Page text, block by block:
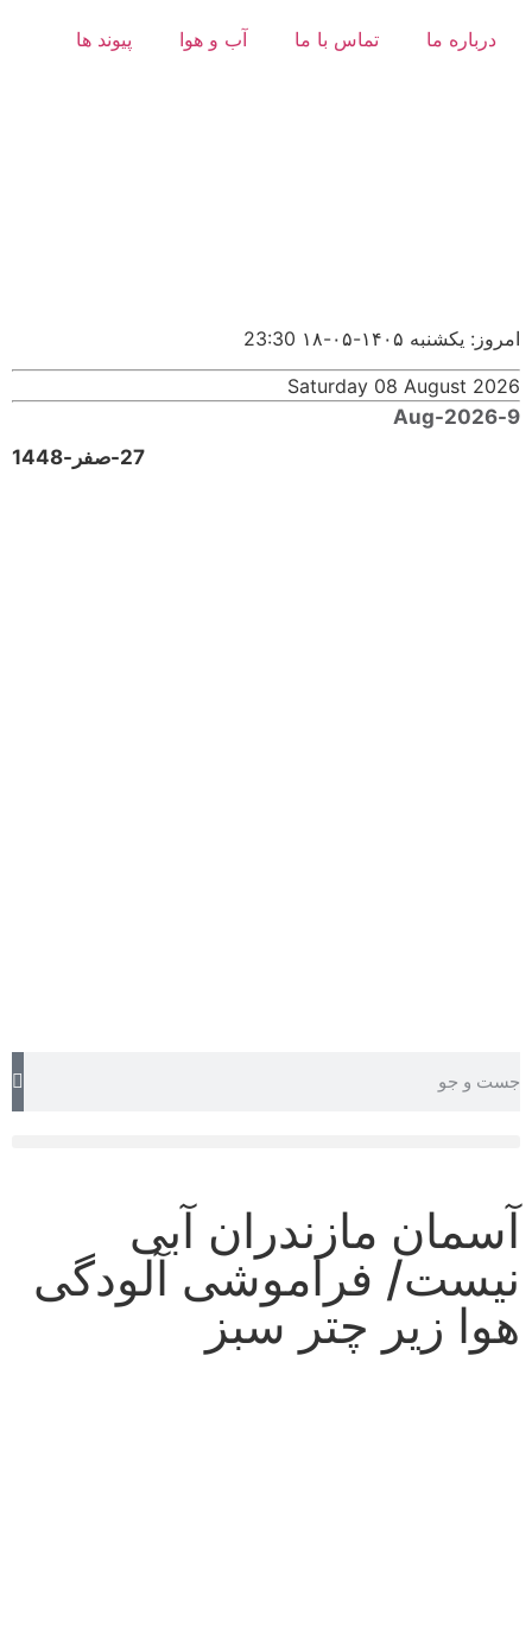
درباره ما تماس با ما آب و هوا پیوند ها
امروز: یکشنبه ۱۴۰۵-۰۵-۱۸ 23:30
Saturday 08 August 2026
9-Aug-2026
27-صفر-1448
TEHRAN WEATHER
آسمان مازندران آبی
نیست/ فراموشی آلودگی
هوا زیر چتر سبز